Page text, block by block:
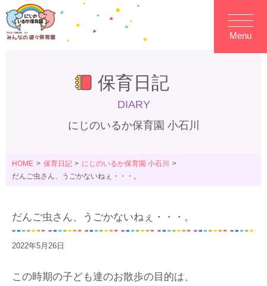
Menu
保育日記
DIARY
にじのいるか保育園 小石川
HOME 保育日記
にじのいるか保育園 小石川
だんご虫さん、うごかないねぇ・・・。
だんご虫さん、うごかないねぇ・・・。
2022年5月26日
この時期の子ども達のお散歩の目的は、